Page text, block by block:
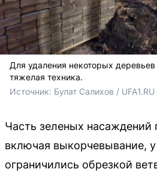
Для удаления некоторых деревьев
тяжелая техника.
Источник: Булат Салихов / UFA1.RU
Часть зеленых насаждений
включая выкорчевывание, у
ограничились обрезкой